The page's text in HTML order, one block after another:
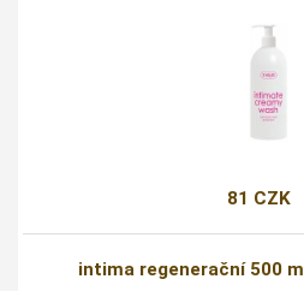
81 CZK
intima regenerační 500